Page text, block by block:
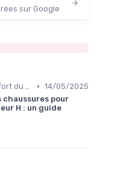
sur Google
Semelles et Confort du Pied • 14/05/2025
chaussures pour
H : un guide